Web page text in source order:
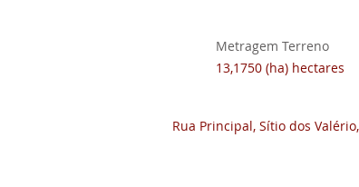
Metragem Terreno
13,1750 (ha) hectares
Rua Principal, Sítio dos